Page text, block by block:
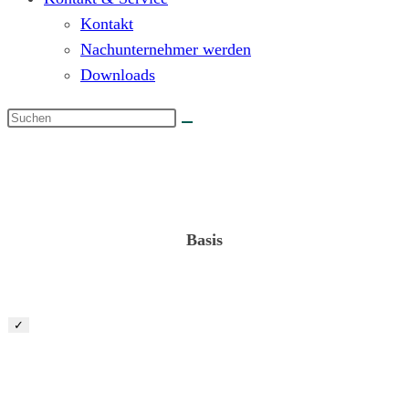
Kontakt
Nachunternehmer werden
Downloads
Basis
✓